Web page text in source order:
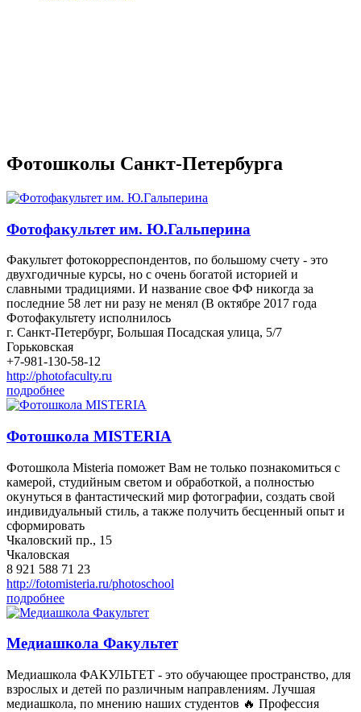
Фотошколы Санкт-Петербурга
Фотофакультет им. Ю.Гальперина
Факультет фотокорреспондентов, по большому счету - это
двухгодичные курсы, но с очень богатой историей и
славными традициями. И название свое ФФ никогда за
последние 58 лет ни разу не менял (В октябре 2017 года
Фотофакультету исполнилось
г. Санкт-Петербург, Большая Посадская улица, 5/7
Горьковская
+7-981-130-58-12
http://photofaculty.ru
подробнее
Фотошкола MISTERIA
Фотошкола Misteria поможет Вам не только познакомиться с
камерой, студийным светом и обработкой, а полностью
окунуться в фантастический мир фотографии, создать свой
индивидуальный стиль, а также получить бесценный опыт и
сформировать
Чкаловский пр., 15
Чкаловская
8 921 588 71 23
http://fotomisteria.ru/photoschool
подробнее
Медиашкола Факультет
Медиашкола ФАКУЛЬТЕТ - это обучающее пространство, для
взрослых и детей по различным направлениям. Лучшая
медиашкола, по мнению наших студентов 🔥 Профессия